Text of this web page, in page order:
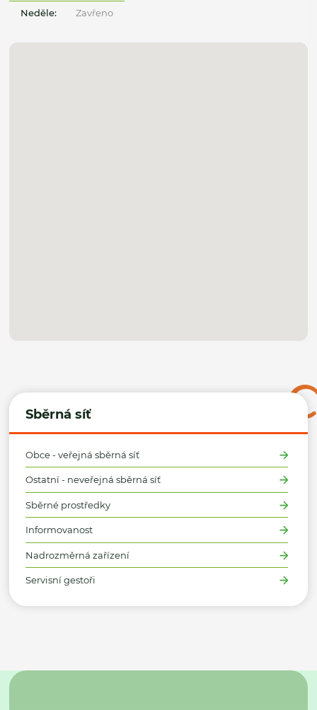
Sběrná síť
Obce - veřejná sběrná síť
Ostatní - neveřejná sběrná síť
Sběrné prostředky
Informovanost
Nadrozměrná zařízení
Servisní gestoři
Neděle: Zavřeno